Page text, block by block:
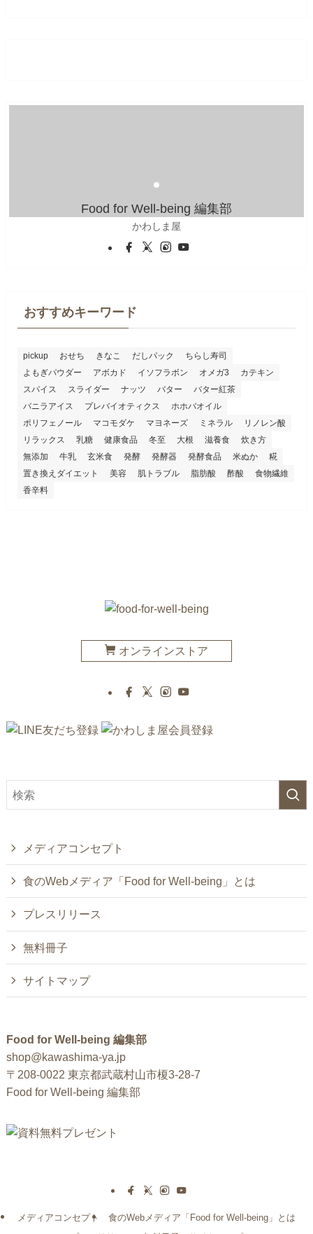
Food for Well-being 編集部
かわしま屋
おすすめキーワード
pickup おせち きなこ だしパック
ちらし寿司
よもぎパウダー
アボカド イソフラボン オメガ3
カテキン
スパイス
スライダー ナッツ バター
バター紅茶
バニラアイス
プレバイオティクス
ホホバオイル
ポリフェノール
マコモダケ マヨネーズ ミネラル
リノレン酸
リラックス
乳糖 健康食品 冬至 大根 滋養食
炊き方
無添加
牛乳 玄米食 発酵 発酵器 発酵食品 米ぬか
糀
置き換えダイエット
美容 肌トラブル 脂肪酸 酢酸
食物繊維
香辛料
オンラインストア
メディアコンセプト
食のWebメディア「Food for Well-being」とは
プレスリリース
無料冊子
サイトマップ
Food for Well-being 編集部
shop@kawashima-ya.jp
〒208-0022 東京都武蔵村山市榎3-28-7
Food for Well-being 編集部
メディアコンセプト
食のWebメディア「Food for Well-being」とは